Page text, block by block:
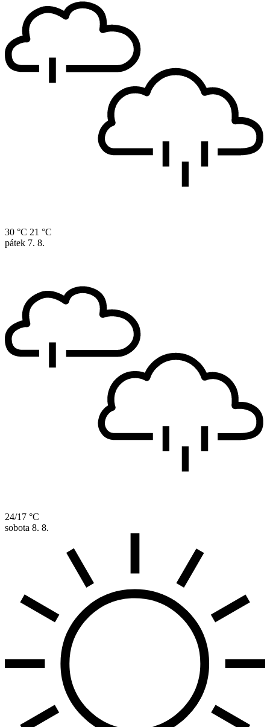
30 °C 21 °C
pátek 7. 8.
24/17 °C
sobota 8. 8.